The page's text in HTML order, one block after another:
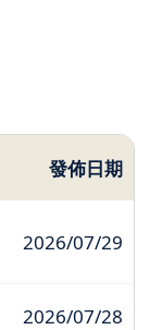
發佈日期
2026/07/29
2026/07/28